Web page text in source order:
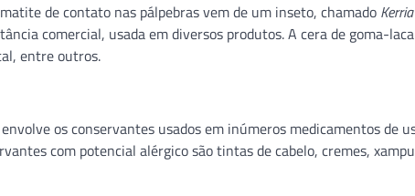
de contato nas pálpebras vem de um inseto, chamado
comercial, usada em diversos produtos. A cera de goma-
entre outros.
os conservantes usados em inúmeros medicamentos de
com potencial alérgico são tintas de cabelo, cremes,